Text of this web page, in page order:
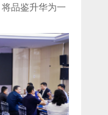
品鉴升华为一